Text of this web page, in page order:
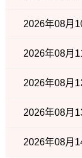
2026年08月
2026年08月
2026年08月
2026年08月
2026年08月